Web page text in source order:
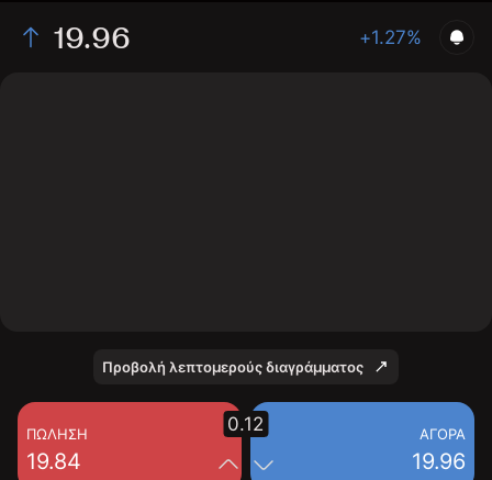
19.96 +1.27%
Προβολή λεπτομερούς διαγράμματος
ΠΏΛΗΣΗ
19.84
ΑΓΟΡΆ
19.96
0.12